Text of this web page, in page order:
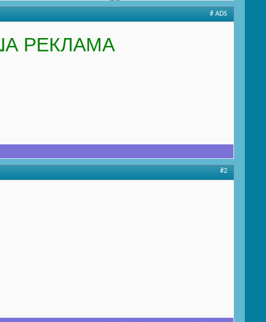
# ADS
РЕКЛАМА
#2